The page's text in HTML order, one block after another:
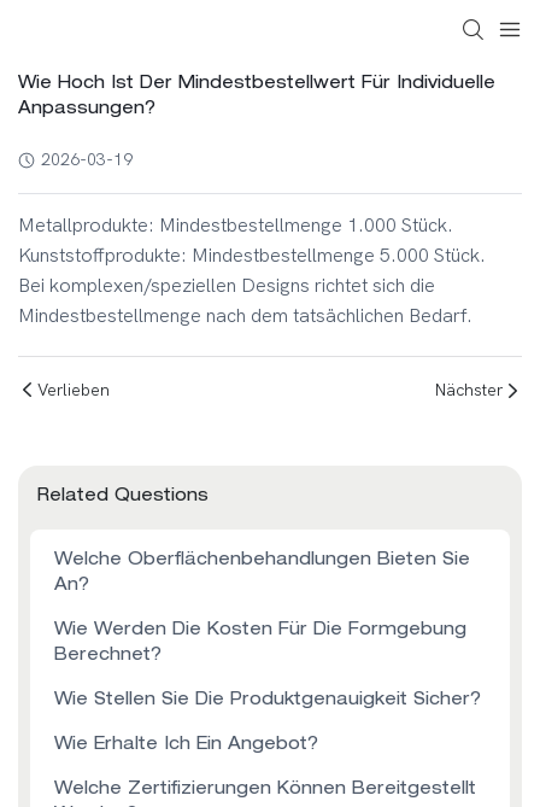
Wie Hoch Ist Der Mindestbestellwert Für Individuelle
Anpassungen?
2026-03-19
Metallprodukte: Mindestbestellmenge 1.000 Stück.
Kunststoffprodukte: Mindestbestellmenge 5.000 Stück.
Bei komplexen/speziellen Designs richtet sich die
Mindestbestellmenge nach dem tatsächlichen Bedarf.
Verlieben Nächster
Related Questions
Welche Oberflächenbehandlungen Bieten Sie
An?
Wie Werden Die Kosten Für Die Formgebung
Berechnet?
Wie Stellen Sie Die Produktgenauigkeit Sicher?
Wie Erhalte Ich Ein Angebot?
Welche Zertifizierungen Können Bereitgestellt